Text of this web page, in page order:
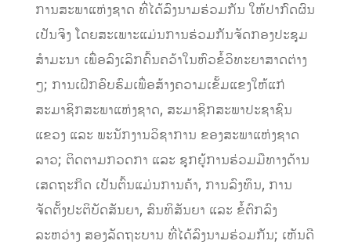
ການສະພາແຫ່ງຊາດ ທີ່ໄດ້ລົງນາມຮ່ວມກັນ ໃຫ້ປາກົດຜົນ
ເປັນຈິງ ໂດຍສະເພາະແມ່ນການຮ່ວມກັນຈັດກອງປະຊຸມ
ສຳມະນາ ເພື່ອລົງເລິກຄົ້ນຄວ້າໃນຫົວຂໍ້ວິທະຍາສາດຕ່າງ
ໆ; ການເຝິກອົບຮົມເພື່ອສ້າງຄວາມເຂັ້ມແຂງໃຫ້ແກ່
ສະມາຊິກສະພາແຫ່ງຊາດ, ສະມາຊິກສະພາປະຊາຊົນ
ແຂວງ ແລະ ພະນັກງານວິຊາການ ຂອງສະພາແຫ່ງຊາດ
ລາວ; ຕິດຕາມກວດກາ ແລະ ຊຸກຍູ້ການຮ່ວມມືທາງດ້ານ
ເສດຖະກິດ ເປັນຕົ້ນແມ່ນການຄ້າ, ການລົງທຶນ, ການ
ຈັດຕັ້ງປະຕິບັດສັນຍາ, ສົນທິສັນຍາ ແລະ ຂໍ້ຕົກລົງ
ລະຫວ່າງ ສອງລັດຖະບານ ທີ່ໄດ້ລົງນາມຮ່ວມກັນ; ເຫັນດີ